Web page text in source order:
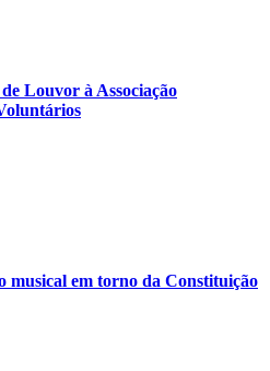
Louvor à Associação
musical em torno da Constituição